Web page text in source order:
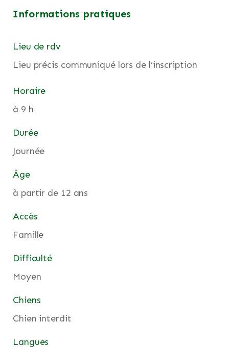
Informations pratiques
Lieu de rdv
Lieu précis communiqué lors de l’inscription
Horaire
à 9 h
Durée
Journée
Âge
à partir de 12 ans
Accès
Famille
Difficulté
Moyen
Chiens
Chien interdit
Langues